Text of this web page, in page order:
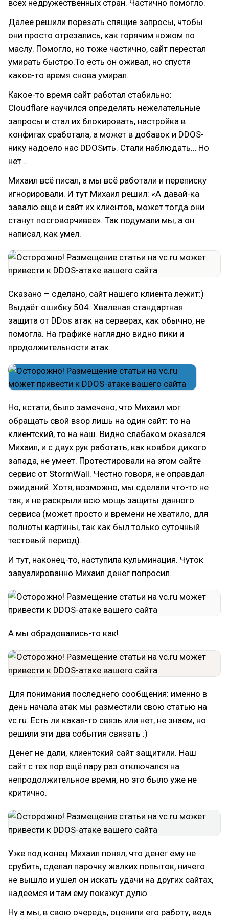
всех недружественных стран. Частично помогло.
Далее решили порезать спящие запросы, чтобы
они просто отрезались, как горячим ножом по
маслу. Помогло, но тоже частично, сайт перестал
умирать быстро.То есть он оживал, но спустя
какое-то время снова умирал.
Какое-то время сайт работал стабильно:
Cloudflare научился определять нежелательные
запросы и стал их блокировать, настройка в
конфигах сработала, а может в добавок и DDOS-
нику надоело нас DDOSить. Стали наблюдать… Но
нет…
Михаил всё писал, а мы всё работали и переписку
игнорировали. И тут Михаил решил: «А давай-ка
завалю ещё и сайт их клиентов, может тогда они
станут посговорчивее». Так подумали мы, а он
написал, как умел.
Сказано – сделано, сайт нашего клиента лежит:)
Выдаёт ошибку 504. Хваленая стандартная
защита от DDos атак на серверах, как обычно, не
помогла. На графике наглядно видно пики и
продолжительности атак.
Но, кстати, было замечено, что Михаил мог
обращать свой взор лишь на один сайт: то на
клиентский, то на наш. Видно слабаком оказался
Михаил, и с двух рук работать, как ковбои дикого
запада, не умеет. Протестировали на этом сайте
сервис от StormWall. Честно говоря, не оправдал
ожиданий. Хотя, возможно, мы сделали что-то не
так, и не раскрыли всю мощь защиты данного
сервиса (может просто и времени не хватило, для
полноты картины, так как был только суточный
тестовый период).
И тут, наконец-то, наступила кульминация. Чуток
завуалированно Михаил денег попросил.
А мы обрадовались-то как!
Для понимания последнего сообщения: именно в
день начала атак мы разместили свою статью на
vc.ru. Есть ли какая-то связь или нет, не знаем, но
решили эти два события связать :)
Денег не дали, клиентский сайт защитили. Наш
сайт с тех пор ещё пару раз отключался на
непродолжительное время, но это было уже не
критично.
Уже под конец Михаил понял, что денег ему не
срубить, сделал парочку жалких попыток, ничего
не вышло и ушел он искать удачи на других сайтах,
надеемся и там ему покажут дулю…
Ну а мы, в свою очередь, оценили его работу, ведь